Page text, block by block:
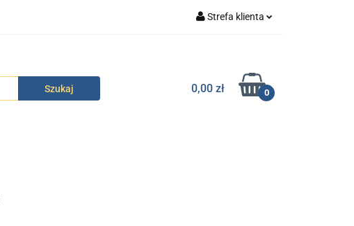
Strefa klienta
Zarejestruj się
Dodaj zgłoszenie
0,00 zł 0